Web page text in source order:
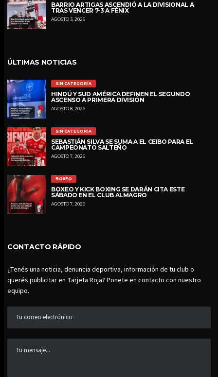
BARRIO ARTIGAS ASCENDIÓ A LA DIVISIONAL A
TRAS VENCER 7-3 A FÉNIX
AGOSTO 3, 2026
ÚLTIMAS NOTICIAS
SIN CATEGORÍA
HINDÚ Y SUD AMÉRICA DEFINEN EL SEGUNDO
ASCENSO A PRIMERA DIVISIÓN
AGOSTO 8, 2026
SIN CATEGORÍA
SEBASTIÁN SILVA SE SUMA A EL CEIBO PARA EL
CAMPEONATO SALTEÑO
AGOSTO 7, 2026
BOXEO
BOXEO Y KICK BOXING SE DARÁN CITA ESTE
SÁBADO EN EL CLUB ALMAGRO
AGOSTO 7, 2026
CONTACTO RÁPIDO
¿Tenés una noticia, denuncia deportiva, información de tu club o
querés publicitar en Tarjeta Roja? Ponete en contacto con nuestro
equipo.